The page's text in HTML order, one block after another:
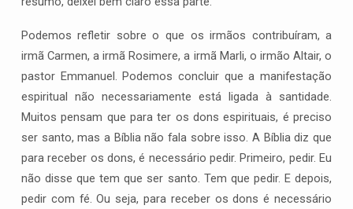
Podemos refletir sobre o que os irmãos contribuíram, a
irmã Carmen, a irmã Rosimere, a irmã Marli, o irmão Altair, o
pastor Emmanuel. Podemos concluir que a manifestação
espiritual não necessariamente está ligada à santidade.
Muitos pensam que para ter os dons espirituais, é preciso
ser santo, mas a Bíblia não fala sobre isso. A Bíblia diz que
para receber os dons, é necessário pedir. Primeiro, pedir. Eu
não disse que tem que ser santo. Tem que pedir. E depois,
pedir com fé. Ou seja, para receber os dons é necessário